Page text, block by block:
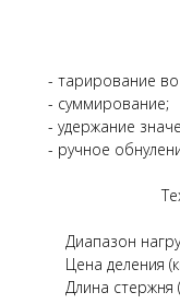
- тарирование
- суммирование;
- удержание
- ручное
Диапазон
Цена
Длина